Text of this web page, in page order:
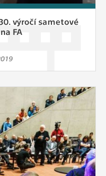
výročí sametové
FA